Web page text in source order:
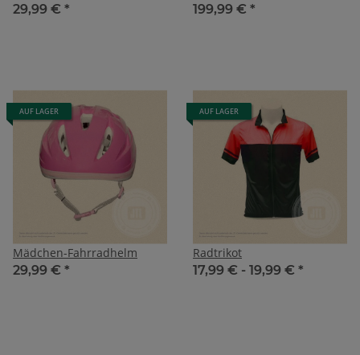
29,99 € *
199,99 € *
AUF LAGER
Mädchen-Fahrradhelm
29,99 € *
AUF LAGER
Radtrikot
17,99 € - 19,99 € *